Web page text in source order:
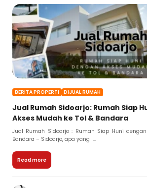
BERITA PROPERTI DIJUAL RUMAH
Jual Rumah Sidoarjo: Rumah Siap
Akses Mudah ke Tol & Bandara
Jual Rumah Sidoarjo : Rumah Siap Huni
Bandara – Sidoarjo, apa yang l...
Read more